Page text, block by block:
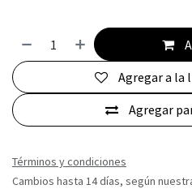
Agregar
Agregar a la
Términos y condiciones
Cambios hasta 14 días, según